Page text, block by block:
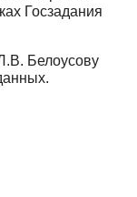
Госзадания
Белоусову